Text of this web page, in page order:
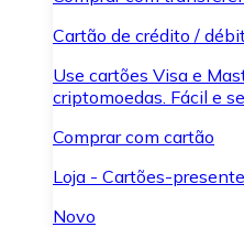
Cartão de crédito /
Use cartões Visa e
criptomoedas. Fácil e
Comprar com cartão
Loja - Cartões-presente
Novo